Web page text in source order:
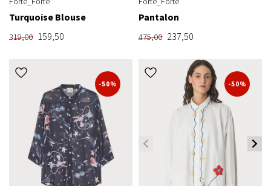
Turquoise Blouse
319,00 159,50
Pantalon
475,00 237,50
-50% -50%